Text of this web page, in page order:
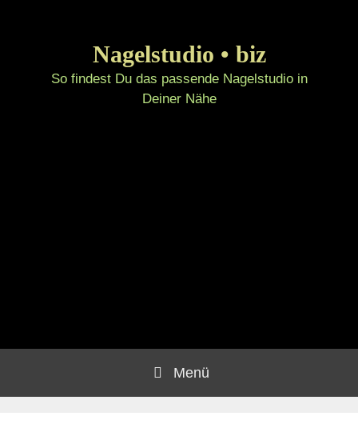
Nagelstudio • biz
So findest Du das passende Nagelstudio in
Deiner Nähe
Menü